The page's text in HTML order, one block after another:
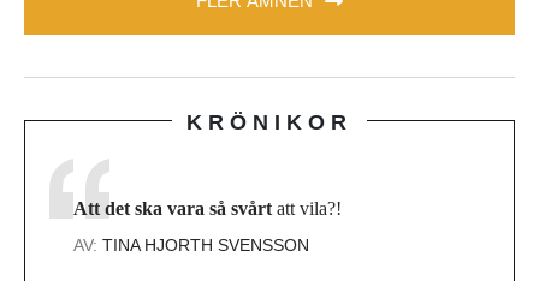
KRÖNIKOR
Att det ska vara så svårt att vila?!
AV: TINA HJORTH SVENSSON